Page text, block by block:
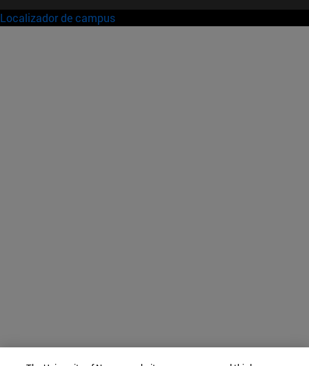
Localizador de campus